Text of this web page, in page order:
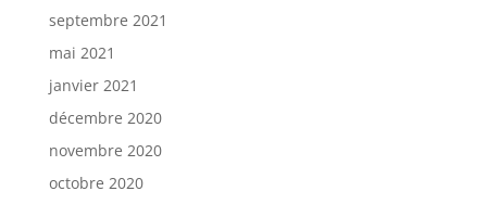
septembre 2021
mai 2021
janvier 2021
décembre 2020
novembre 2020
octobre 2020